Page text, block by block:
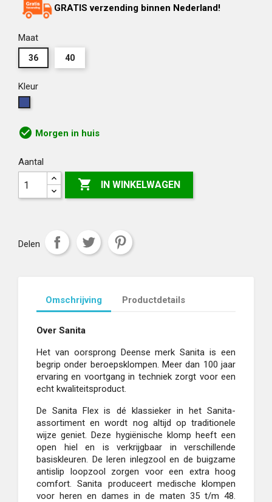
GRATIS verzending binnen Nederland!
Maat
36 40
Kleur
check_circle Morgen in huis
Aantal
 IN WINKELWAGEN
Delen
Omschrijving Productdetails
Over Sanita
Het van oorsprong Deense merk Sanita is een
begrip onder beroepsklompen. Meer dan 100 jaar
ervaring en voortgang in techniek zorgt voor een
echt kwaliteitsproduct.
De Sanita Flex is dé klassieker in het Sanita-
assortiment en wordt nog altijd op traditionele
wijze geniet. Deze hygiënische klomp heeft een
open hiel en is verkrijgbaar in verschillende
basiskleuren. De leren inlegzool en de buigzame
antislip loopzool zorgen voor een extra hoog
comfort. Sanita produceert medische klompen
voor heren en dames in de maten 35 t/m 48.